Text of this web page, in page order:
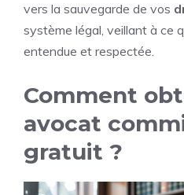
vers la sauvegarde de vos
système légal, veillant à ce
entendue et respectée.
Comment
avocat
gratuit ?